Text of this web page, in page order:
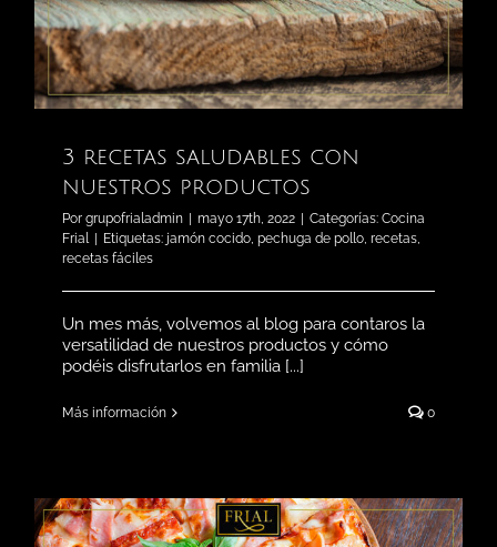
3 recetas saludables con
nuestros productos
Por grupofrialadmin mayo 17th, 2022 Categorías: Cocina
Frial
Etiquetas: jamón cocido, pechuga de pollo, recetas,
recetas fáciles
Un mes más, volvemos al blog para contaros la
versatilidad de nuestros productos y cómo
podéis disfrutarlos en familia [...]
Más información 0